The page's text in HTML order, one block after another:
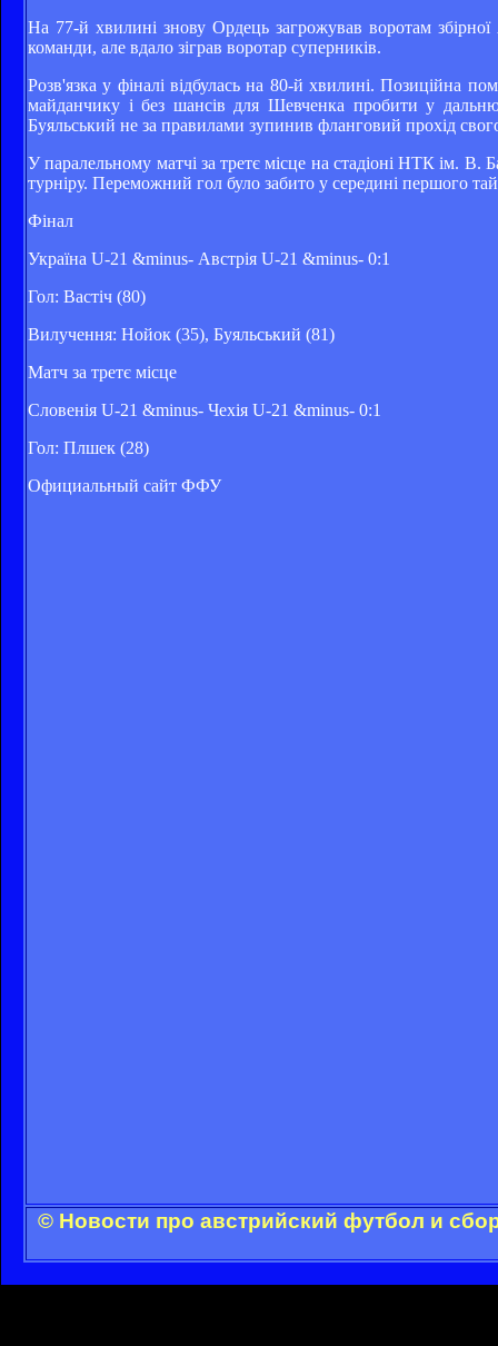
На 77-й хвилині знову Ордець загрожував воротам збірної
команди, але вдало зіграв воротар суперників.
Розв'язка у фіналі відбулась на 80-й хвилині. Позиційна
майданчику і без шансів для Шевченка пробити у
Буяльський не за правилами зупинив фланговий прохід
У паралельному матчі за третє місце на стадіоні НТК ім. В.
турніру. Переможний гол було забито у середині першого
Фінал
Україна U-21 &minus- Австрія U-21 &minus- 0:1
Гол: Вастіч (80)
Вилучення: Нойок (35), Буяльський (81)
Матч за третє місце
Словенія U-21 &minus- Чехія U-21 &minus- 0:1
Гол: Плшек (28)
Официальный сайт ФФУ
© Новости про австрийский футбол и